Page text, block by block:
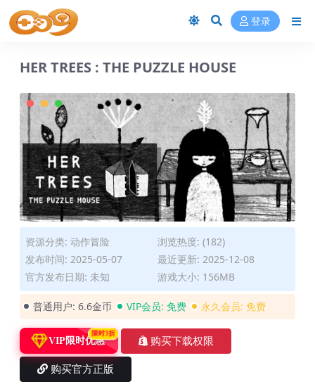
登录
HER TREES : THE PUZZLE HOUSE
资源分类: 动作冒险
浏览热度: (182)
发布时间: 2025-05-07
最近更新: 2025-12-08
官方发布日期: 未知
游戏大小: 156MB
普通用户: 6.6金币 VIP会员: 免费 永久会员: 免费
VIP限时优惠
限时3折
购买下载权限
购买官方正版